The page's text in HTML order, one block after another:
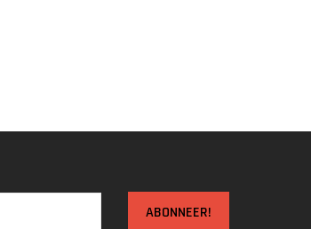
ABONNEER!